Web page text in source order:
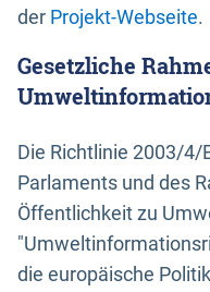
der Projekt-Webseite.
Gesetzliche
Die Richtlinie 2003/4/
Parlaments und des
Öffentlichkeit zu
die europäische